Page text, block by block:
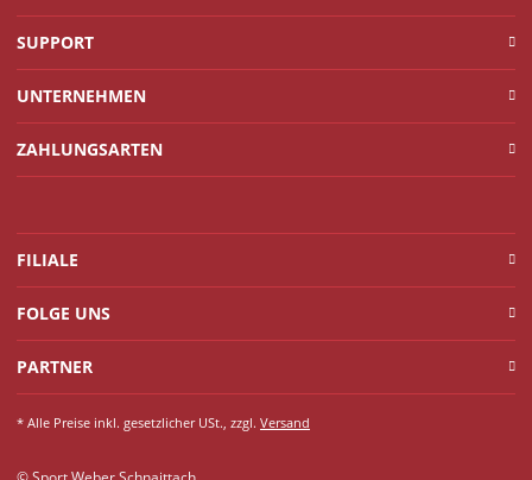
SUPPORT
UNTERNEHMEN
ZAHLUNGSARTEN
FILIALE
FOLGE UNS
PARTNER
* Alle Preise inkl. gesetzlicher USt., zzgl. Versand